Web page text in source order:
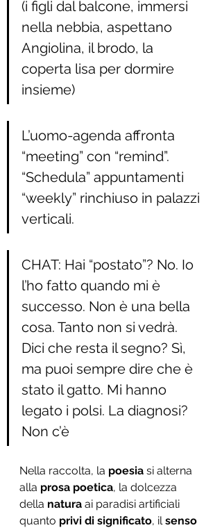
(i figli dal balcone, immersi
nella nebbia, aspettano
Angiolina, il brodo, la
coperta lisa per dormire
insieme)
L’uomo-agenda affronta
“meeting” con “remind”.
“Schedula” appuntamenti
“weekly” rinchiuso in palazzi
verticali.
CHAT: Hai “postato”? No. Io
l’ho fatto quando mi è
successo. Non è una bella
cosa. Tanto non si vedrà.
Dici che resta il segno? Sì,
ma puoi sempre dire che è
stato il gatto. Mi hanno
legato i polsi. La diagnosi?
Non c’è
Nella raccolta, la poesia si alterna
alla prosa poetica, la dolcezza
della natura ai paradisi artificiali
quanto privi di significato, il senso